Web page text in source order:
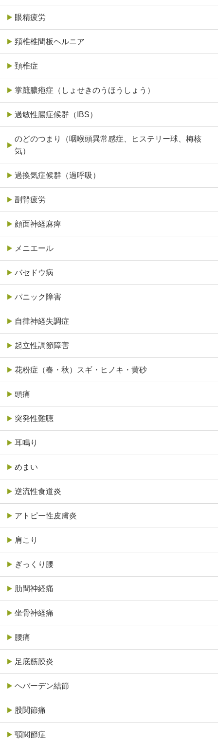
眼精疲労
頚椎椎間板ヘルニア
頚椎症
掌蹠膿疱症（しょせきのうほうしょう）
過敏性腸症候群（IBS）
のどのつまり（咽喉頭異常感症、ヒステリー球、梅核
気）
過換気症候群（過呼吸）
副腎疲労
顔面神経麻痺
メニエール
バセドウ病
パニック障害
自律神経失調症
起立性調節障害
花粉症（春・秋）スギ・ヒノキ・黄砂
頭痛
突発性難聴
耳鳴り
めまい
逆流性食道炎
アトピー性皮膚炎
肩こり
ぎっくり腰
肋間神経痛
坐骨神経痛
腰痛
足底筋膜炎
ヘバーデン結節
股関節痛
顎関節症